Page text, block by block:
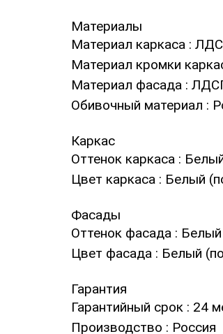
Материалы
Материал каркаса :
Материал кромки
Материал фасада :
Обивочный материал :
Каркас
Оттенок каркаса :
Цвет каркаса : Белый
Фасады
Оттенок фасада : Белый
Цвет фасада : Белый
Гарантия
Гарантийный срок : 24
Производство : Россия